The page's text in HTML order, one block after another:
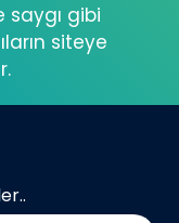
saygı gibi
siteye